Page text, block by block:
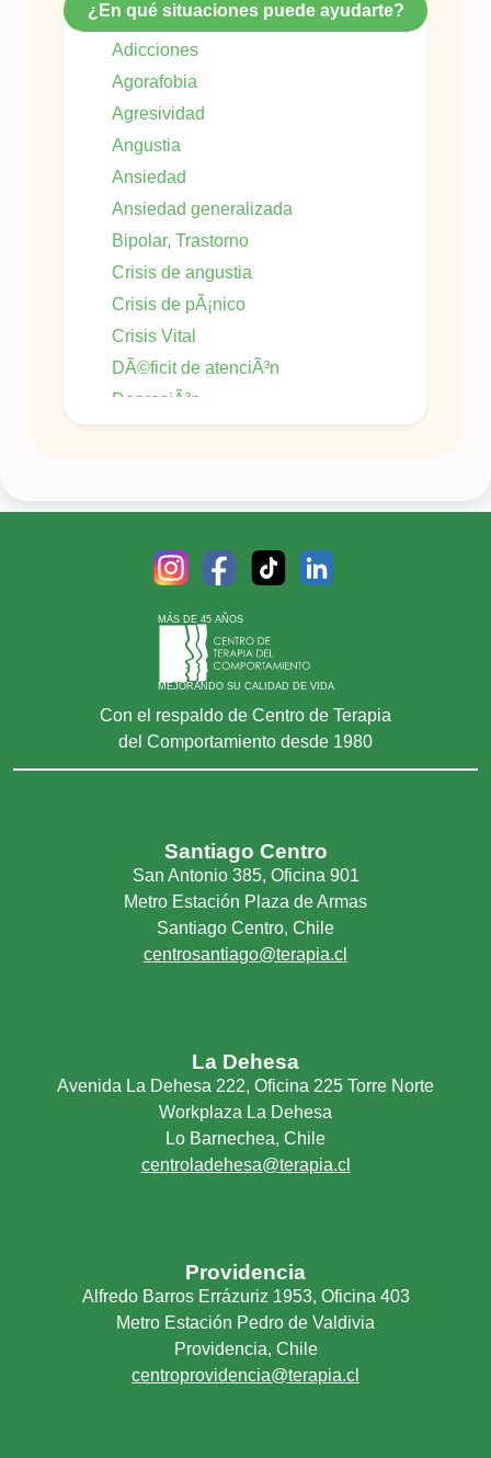
¿En qué situaciones puede ayudarte?
Adicciones
Agorafobia
Agresividad
Angustia
Ansiedad
Ansiedad generalizada
Bipolar, Trastorno
Crisis de angustia
Crisis de pÃ¡nico
Crisis Vital
DÃ©ficit de atenciÃ³n
DepresiÃ³n
EstrÃ©s
EstrÃ©s agudo
EstrÃ©s postraumÃ¡tico
Fobia social
Hiperactividad
Impulsividad
PÃ¡nico
Personalidad
Pesadillas
Problemas del sueÃ±o
Tercera edad
Trastorno postraumÃ¡tico
Trastornos Del Animo En General
Trauma
MÁS DE 45 AÑOS
MEJORANDO SU CALIDAD DE VIDA
Con el respaldo de Centro de Terapia
del Comportamiento desde 1980
Santiago Centro
San Antonio 385, Oficina 901
Metro Estación Plaza de Armas
Santiago Centro, Chile
centrosantiago@terapia.cl
La Dehesa
Avenida La Dehesa 222, Oficina 225 Torre Norte
Workplaza La Dehesa
Lo Barnechea, Chile
centroladehesa@terapia.cl
Providencia
Alfredo Barros Errázuriz 1953, Oficina 403
Metro Estación Pedro de Valdivia
Providencia, Chile
centroprovidencia@terapia.cl